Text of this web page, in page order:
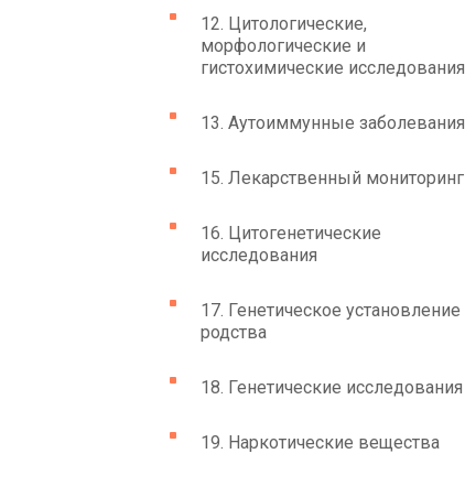
12. Цитологические,
морфологические и
гистохимические исследования
13. Аутоиммунные заболевания
15. Лекарственный мониторинг
16. Цитогенетические
исследования
17. Генетическое установление
родства
18. Генетические исследования
19. Наркотические вещества